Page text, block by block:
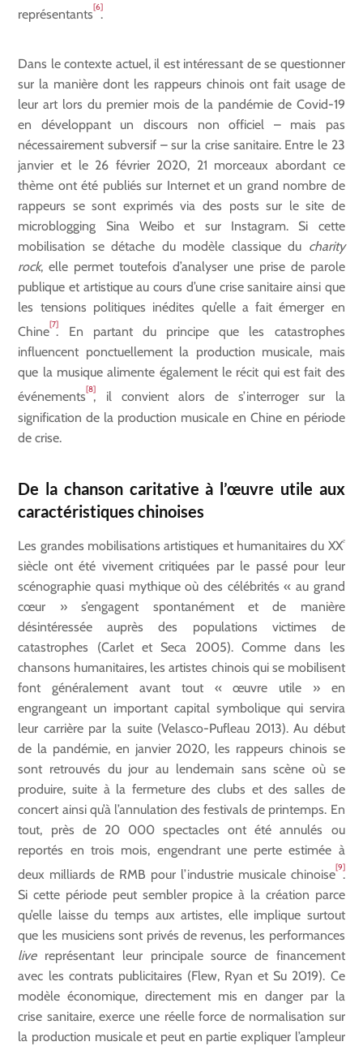
représentants[6].
Dans le contexte actuel, il est intéressant de se questionner
sur la manière dont les rappeurs chinois ont fait usage de
leur art lors du premier mois de la pandémie de Covid-19
en développant un discours non officiel – mais pas
nécessairement subversif – sur la crise sanitaire. Entre le 23
janvier et le 26 février 2020, 21 morceaux abordant ce
thème ont été publiés sur Internet et un grand nombre de
rappeurs se sont exprimés via des posts sur le site de
microblogging Sina Weibo et sur Instagram. Si cette
mobilisation se détache du modèle classique du charity
rock, elle permet toutefois d’analyser une prise de parole
publique et artistique au cours d’une crise sanitaire ainsi que
les tensions politiques inédites qu’elle a fait émerger en
Chine[7]. En partant du principe que les catastrophes
influencent ponctuellement la production musicale, mais
que la musique alimente également le récit qui est fait des
événements[8], il convient alors de s’interroger sur la
signification de la production musicale en Chine en période
de crise.
De la chanson caritative à l’œuvre utile aux
caractéristiques chinoises
Les grandes mobilisations artistiques et humanitaires du XXᵉ
siècle ont été vivement critiquées par le passé pour leur
scénographie quasi mythique où des célébrités « au grand
cœur » s’engagent spontanément et de manière
désintéressée auprès des populations victimes de
catastrophes (Carlet et Seca 2005). Comme dans les
chansons humanitaires, les artistes chinois qui se mobilisent
font généralement avant tout « œuvre utile » en
engrangeant un important capital symbolique qui servira
leur carrière par la suite (Velasco-Pufleau 2013). Au début
de la pandémie, en janvier 2020, les rappeurs chinois se
sont retrouvés du jour au lendemain sans scène où se
produire, suite à la fermeture des clubs et des salles de
concert ainsi qu’à l’annulation des festivals de printemps. En
tout, près de 20 000 spectacles ont été annulés ou
reportés en trois mois, engendrant une perte estimée à
deux milliards de RMB pour l’industrie musicale chinoise[9].
Si cette période peut sembler propice à la création parce
qu’elle laisse du temps aux artistes, elle implique surtout
que les musiciens sont privés de revenus, les performances
livereprésentant leur principale source de financement
avec les contrats publicitaires (Flew, Ryan et Su 2019). Ce
modèle économique, directement mis en danger par la
crise sanitaire, exerce une réelle force de normalisation sur
la production musicale et peut en partie expliquer l’ampleur